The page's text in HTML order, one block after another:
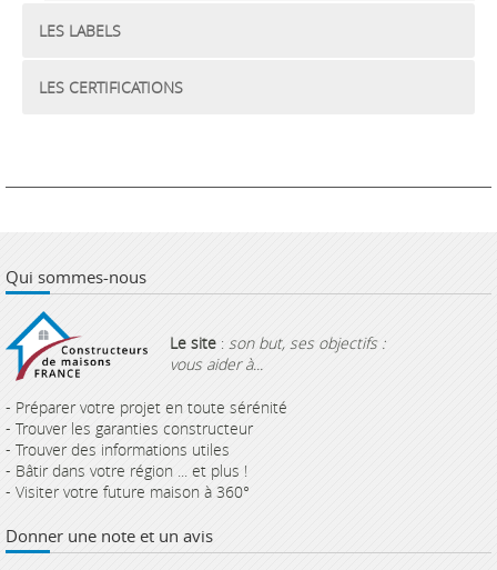
LES LABELS
LES CERTIFICATIONS
Qui sommes-nous
Le site : son but, ses objectifs :
vous aider à...
- Préparer votre projet en toute sérénité
- Trouver les garanties constructeur
- Trouver des informations utiles
- Bâtir dans votre région ... et plus !
- Visiter votre future maison à 360°
Donner une note et un avis